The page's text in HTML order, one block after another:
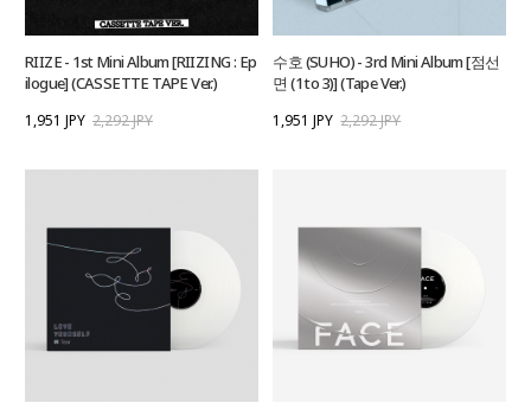
RIIZE - 1st Mini Album [RIIZING : Ep
ilogue] (CASSETTE TAPE Ver.)
1,951 JPY 2,292 JPY
수호 (SUHO) - 3rd Mini Album [점선
면 (1 to 3)] (Tape Ver.)
1,951 JPY 2,292 JPY